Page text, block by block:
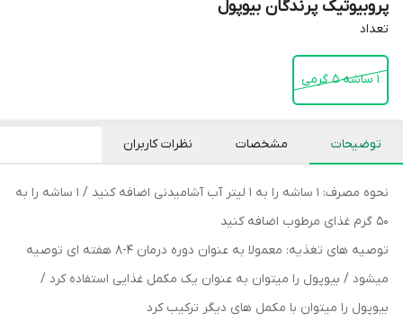
پروبیوتیک پرندگان بیوپول
تعداد
1 ساشه 5 گرمی
توضیحات مشخصات نظرات کاربران
نحوه مصرف: 1 ساشه را به 1 لیتر آب آشامیدنی اضافه کنید / 1 ساشه را به
50 گرم غذای مرطوب اضافه کنید
توصیه های تغذیه: معمولا به عنوان دوره درمان 4-8 هفته ای توصیه
میشود / بیوپول را میتوان به عنوان یک مکمل غذایی استفاده کرد /
بیوپول را میتوان با مکمل های دیگر ترکیب کرد